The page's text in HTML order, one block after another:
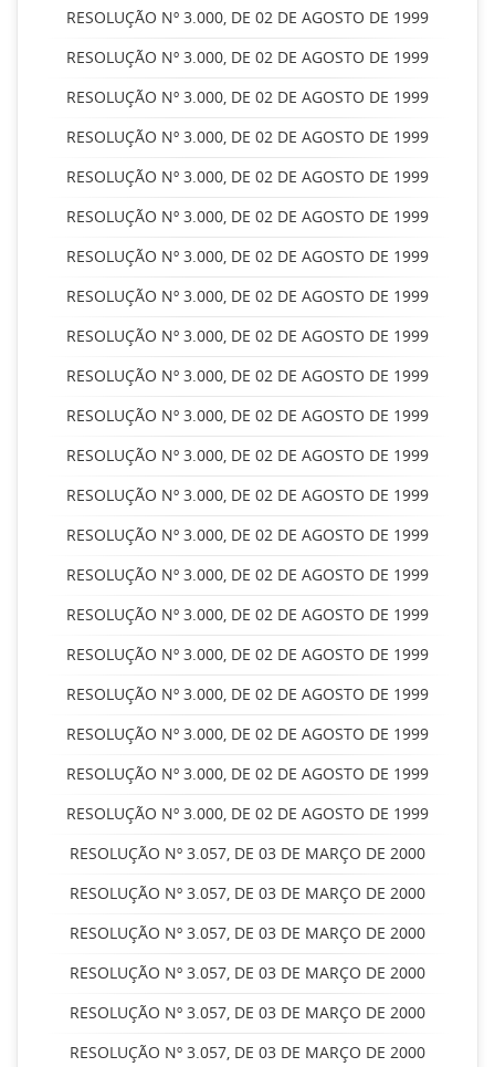
RESOLUÇÃO Nº 3.000, DE 02 DE AGOSTO DE 1999
RESOLUÇÃO Nº 3.000, DE 02 DE AGOSTO DE 1999
RESOLUÇÃO Nº 3.000, DE 02 DE AGOSTO DE 1999
RESOLUÇÃO Nº 3.000, DE 02 DE AGOSTO DE 1999
RESOLUÇÃO Nº 3.000, DE 02 DE AGOSTO DE 1999
RESOLUÇÃO Nº 3.000, DE 02 DE AGOSTO DE 1999
RESOLUÇÃO Nº 3.000, DE 02 DE AGOSTO DE 1999
RESOLUÇÃO Nº 3.000, DE 02 DE AGOSTO DE 1999
RESOLUÇÃO Nº 3.000, DE 02 DE AGOSTO DE 1999
RESOLUÇÃO Nº 3.000, DE 02 DE AGOSTO DE 1999
RESOLUÇÃO Nº 3.000, DE 02 DE AGOSTO DE 1999
RESOLUÇÃO Nº 3.000, DE 02 DE AGOSTO DE 1999
RESOLUÇÃO Nº 3.000, DE 02 DE AGOSTO DE 1999
RESOLUÇÃO Nº 3.000, DE 02 DE AGOSTO DE 1999
RESOLUÇÃO Nº 3.000, DE 02 DE AGOSTO DE 1999
RESOLUÇÃO Nº 3.000, DE 02 DE AGOSTO DE 1999
RESOLUÇÃO Nº 3.000, DE 02 DE AGOSTO DE 1999
RESOLUÇÃO Nº 3.000, DE 02 DE AGOSTO DE 1999
RESOLUÇÃO Nº 3.000, DE 02 DE AGOSTO DE 1999
RESOLUÇÃO Nº 3.000, DE 02 DE AGOSTO DE 1999
RESOLUÇÃO Nº 3.000, DE 02 DE AGOSTO DE 1999
RESOLUÇÃO Nº 3.057, DE 03 DE MARÇO DE 2000
RESOLUÇÃO Nº 3.057, DE 03 DE MARÇO DE 2000
RESOLUÇÃO Nº 3.057, DE 03 DE MARÇO DE 2000
RESOLUÇÃO Nº 3.057, DE 03 DE MARÇO DE 2000
RESOLUÇÃO Nº 3.057, DE 03 DE MARÇO DE 2000
RESOLUÇÃO Nº 3.057, DE 03 DE MARÇO DE 2000